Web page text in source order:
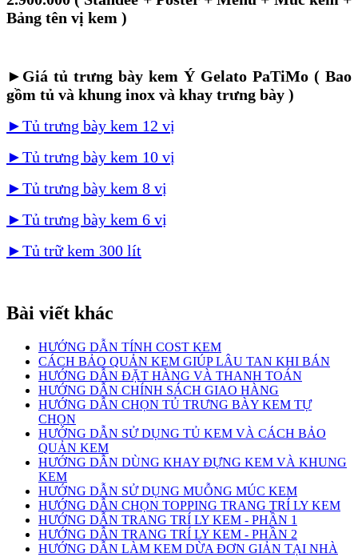
Bảng tên vị kem )
►Giá tủ trưng bày kem Ý Gelato PaTiMo ( Bao
gồm tủ và khung inox và khay trưng bày )
►Tủ trưng bày kem 12 vị
►Tủ trưng bày kem 10 vị
►Tủ trưng bày kem 8 vị
►Tủ trưng bày kem 6 vị
►Tủ trữ kem 300 lít
Bài viết khác
HƯỚNG DẪN TÍNH COST KEM
CÁCH BẢO QUẢN KEM GIÚP LÂU TAN KHI BÁN
HƯỚNG DẪN ĐẶT HÀNG VÀ THANH TOÁN
HƯỚNG DẪN CHÍNH SÁCH GIAO HÀNG
HƯỚNG DẪN CHỌN TỦ TRƯNG BÀY KEM TỰ
CHỌN
HƯỚNG DẪN SỬ DỤNG TỦ KEM VÀ CÁCH BẢO
QUẢN KEM
HƯỚNG DẪN DÙNG KHAY ĐỰNG KEM VÀ KHUNG
KEM
HƯỚNG DẪN SỬ DỤNG MUỖNG MÚC KEM
HƯỚNG DẪN CHỌN TOPPING TRANG TRÍ LY KEM
HƯỚNG DẪN TRANG TRÍ LY KEM - PHẦN 1
HƯỚNG DẪN TRANG TRÍ LY KEM - PHẦN 2
HƯỚNG DẪN LÀM KEM DỪA ĐƠN GIẢN TẠI NHÀ